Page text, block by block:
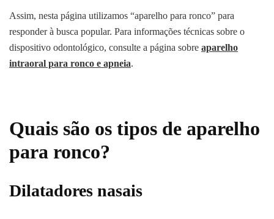
Assim, nesta página utilizamos “aparelho para ronco” para
responder à busca popular. Para informações técnicas sobre o
dispositivo odontológico, consulte a página sobre aparelho
intraoral para ronco e apneia.
Quais são os tipos de aparelho
para ronco?
Dilatadores nasais